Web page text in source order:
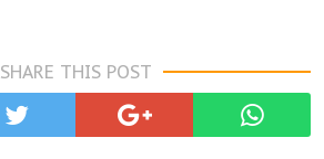
SHARE THIS POST